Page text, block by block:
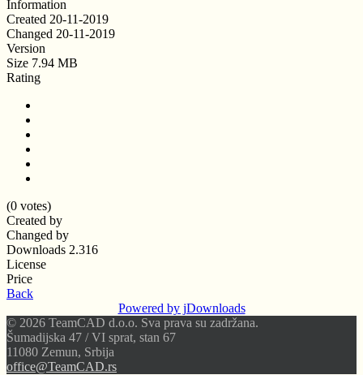
Information
Created 20-11-2019
Changed 20-11-2019
Version
Size 7.94 MB
Rating
(0 votes)
Created by
Changed by
Downloads 2.316
License
Price
Back
Powered by jDownloads
© 2026 TeamCAD d.o.o. Sva prava su zadržana.
Šumadijska 47 / VI sprat, stan 67
11080 Zemun, Srbija
office@TeamCAD.rs